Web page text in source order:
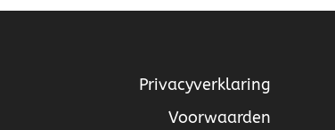
Privacyverklaring
Voorwaarden